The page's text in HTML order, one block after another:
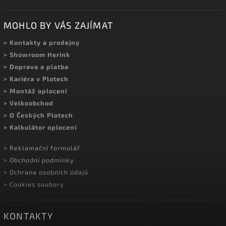
MOHLO BY VÁS ZAJÍMAT
> Kontakty a prodejny
> Showroom Herink
> Doprava a platba
> Kariéra v Plotech
> Montáž oplocení
> Velkoobchod
> O Českých Plotech
> Kalkulátor oplocení
> Reklamační formulář
> Obchodní podmínky
> Ochrana osobních údajů
> Cookies soubory
KONTAKTY